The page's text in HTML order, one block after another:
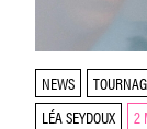
NEWS
LÉA SEYDOUX
2